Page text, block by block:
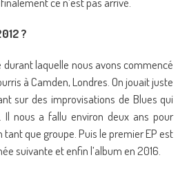
?
durant laquelle nous avons commencé
à Camden, Londres. On jouait juste
sur des improvisations de Blues qui
Il nous a fallu environ deux ans pour
que groupe. Puis le premier EP est
suivante et enfin l’album en 2016.